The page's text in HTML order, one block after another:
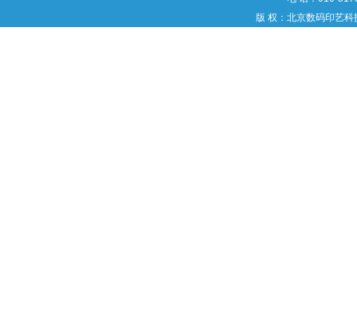
版 权：北京数码印艺